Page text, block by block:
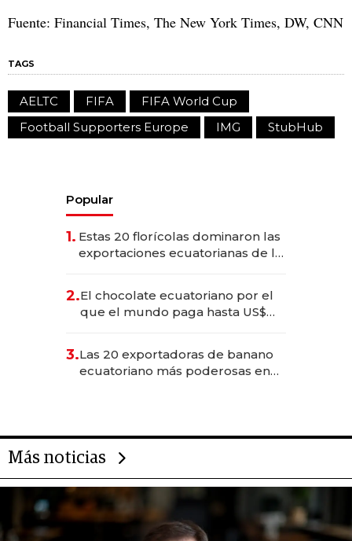
Fuente: Financial Times, The New York Times, DW, CNN
TAGS
AELTC FIFA
FIFA World Cup
Football Supporters Europe
IMG StubHub
Popular
1. Estas 20 florícolas dominaron las
exportaciones ecuatorianas de la
2.El chocolate ecuatoriano por el
que el mundo paga hasta US$
3.Las 20 exportadoras de banano
ecuatoriano más poderosas en
Más noticias